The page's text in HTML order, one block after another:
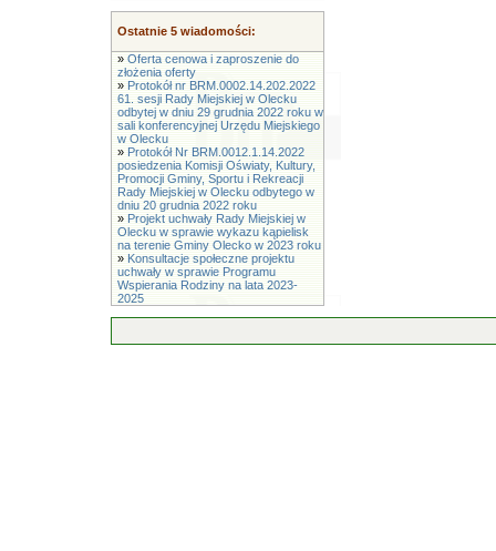
Ostatnie 5 wiadomości:
» Oferta cenowa i zaproszenie do
złożenia oferty
» Protokół nr BRM.0002.14.202.2022
61. sesji Rady Miejskiej w Olecku
odbytej w dniu 29 grudnia 2022 roku w
sali konferencyjnej Urzędu Miejskiego
w Olecku
» Protokół Nr BRM.0012.1.14.2022
posiedzenia Komisji Oświaty, Kultury,
Promocji Gminy, Sportu i Rekreacji
Rady Miejskiej w Olecku odbytego w
dniu 20 grudnia 2022 roku
» Projekt uchwały Rady Miejskiej w
Olecku w sprawie wykazu kąpielisk
na terenie Gminy Olecko w 2023 roku
» Konsultacje społeczne projektu
uchwały w sprawie Programu
Wspierania Rodziny na lata 2023-
2025